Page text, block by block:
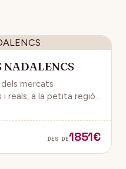
NADALENCS
mercats
i reals, a la petita regió
DES DE1851€